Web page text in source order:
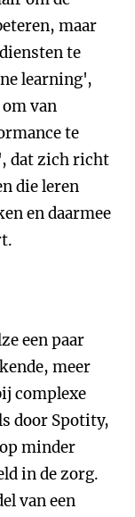
maar
te
learning',
van
te
dat zich richt
die leren
en daarmee
een paar
meer
complexe
door Spotity,
minder
in de zorg.
van een